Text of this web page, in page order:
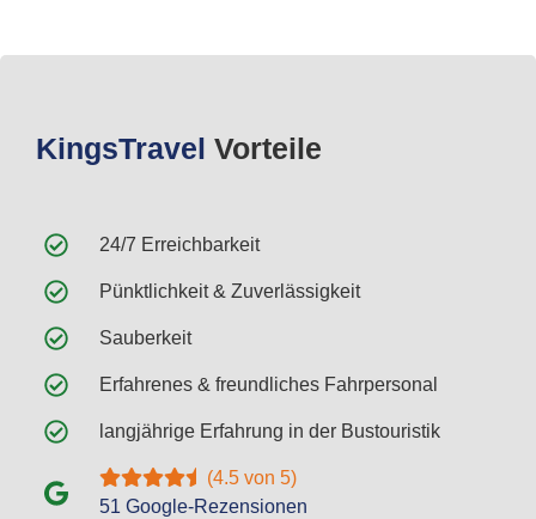
KingsTravel Vorteile
24/7 Erreichbarkeit
Pünktlichkeit & Zuverlässigkeit
Sauberkeit
Erfahrenes & freundliches Fahrpersonal
langjährige Erfahrung in der Bustouristik
(4.5 von 5)
51 Google-Rezensionen